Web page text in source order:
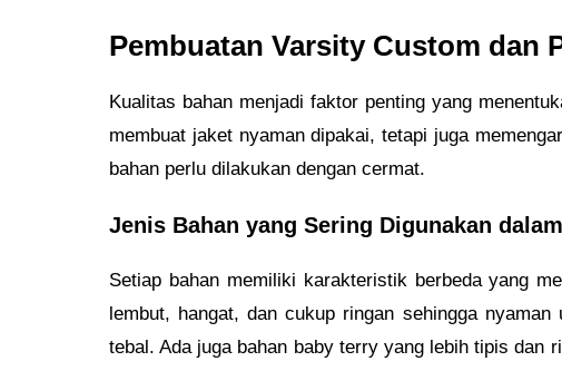
Pembuatan Varsity Custom dan
Kualitas bahan menjadi faktor penting yang
membuat jaket nyaman dipakai, tetapi juga
bahan perlu dilakukan dengan cermat.
Jenis Bahan yang Sering Digunakan
Setiap bahan memiliki karakteristik berbeda yang
lembut, hangat, dan cukup ringan sehingga
tebal. Ada juga bahan baby terry yang lebih tipis dan